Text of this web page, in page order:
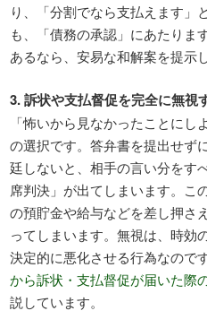
り、「分割でなら支払えます」
も、「債務の承認」にあたりま
あるなら、安易な和解案を提示
3. 訴状や支払督促を完全に無視
「怖いから見なかったことに
の選択です。答弁書を提出せず
廷しないと、相手の言い分をす
席判決」が出てしまいます。こ
の預貯金や給与などを差し押さ
ってしまいます。無視は、時効
決定的に悪化させる行為なので
から訴状・支払督促が届いた際
説しています。